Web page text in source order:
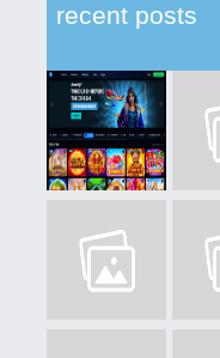
recent posts